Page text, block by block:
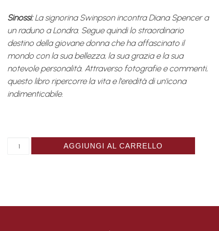
Sinossi:La signorina Swinpson incontra Diana Spencer a
un raduno a Londra. Segue quindi lo straordinario
destino della giovane donna che ha affascinato il
mondo con la sua bellezza, la sua grazia e la sua
notevole personalità. Attraverso fotografie e commenti,
questo libro ripercorre la vita e l'eredità di un'icona
indimenticabile.
AGGIUNGI AL CARRELLO